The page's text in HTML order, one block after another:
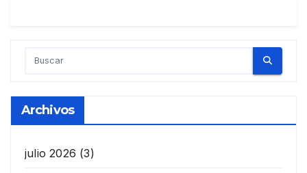
Archivos
julio 2026 (3)